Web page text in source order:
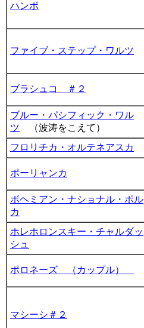
ハンボ
ファイブ・ステップ・ワルツ
ブラシュコ ＃２
ブルー・パシフィック・ワル
ツ （波涛をこえて）
フロリチカ・オルテネアスカ
ポーリャンカ
ボヘミアン・ナショナル・ポル
カ
ホレホロンスキー・チャルダッ
シュ
ポロネーズ （カップル）
マシーシ＃２